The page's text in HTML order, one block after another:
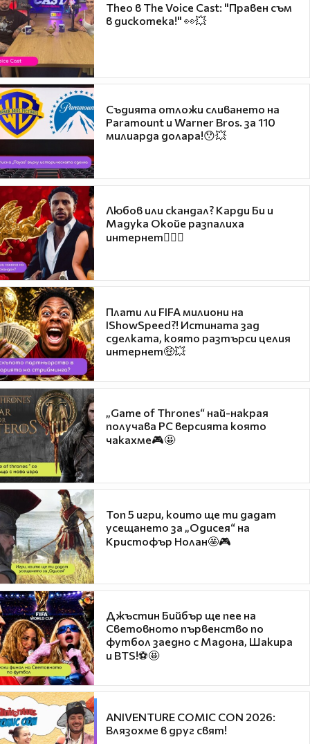
Theo в The Voice Cast: "Правен съм
в дискотека!" 👀💥
Съдията отложи сливането на
Paramount и Warner Bros. за 110
милиарда долара!😯💥
Любов или скандал? Карди Би и
Мадука Окойе разпалиха
интернет❤️‍🔥🔥
Плати ли FIFA милиони на
IShowSpeed?! Истината зад
сделката, която разтърси целия
интернет🤑💥
„Game of Thrones“ най-накрая
получава PC версията която
чакахме🎮🤩
Топ 5 игри, които ще ти дадат
усещането за „Одисея“ на
Кристофър Нолан🤩🎮
Джъстин Бийбър ще пее на
Световното първенство по
футбол заедно с Мадона, Шакира
и BTS!⚽🤩
ANIVENTURE COMIC CON 2026:
Влязохме в друг свят!